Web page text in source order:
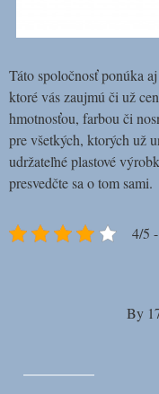
Táto spoločnosť ponúka
ktoré vás zaujmú či už
hmotnosťou, farbou či
pre všetkých, ktorých už
udržateľné plastové
presvedčte sa o tom sami.
4/5
By